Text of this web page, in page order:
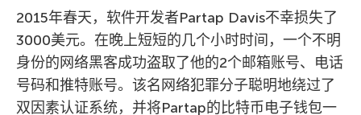
2015年春天，软件开发者Partap Davis不幸损失了
3000美元。在晚上短短的几个小时时间，一个不明
身份的网络黑客成功盗取了他的2个邮箱账号、电话
号码和推特账号。该名网络犯罪分子聪明地绕过了
双因素认证系统，并将Partap的比特币电子钱包一